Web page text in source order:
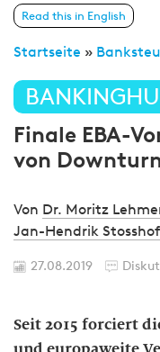
Read this in English
Startseite »
Finale EBA-
von
Von Dr. Moritz
Jan-Hendrik
27.08.2019
Seit 2015 forciert